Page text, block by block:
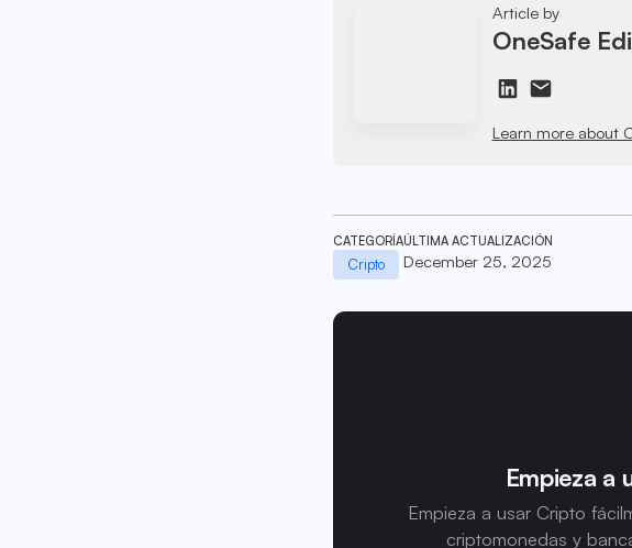
Article by
OneSafe
Learn more about
CATEGORÍA
Cripto
ÚLTIMA ACTUALIZACIÓN
December 25, 2025
Empieza a
Empieza a usar Cripto
criptomonedas y